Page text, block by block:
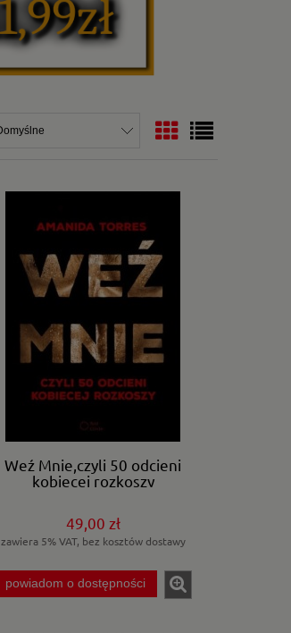
Weź Mnie,czyli 50 odcieni
kobiecej rozkoszy
49,00 zł
zawiera 5% VAT, bez kosztów dostawy
powiadom o dostępności